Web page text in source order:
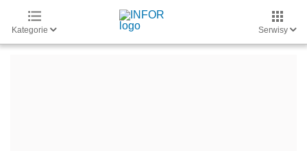
Kategorie Serwisy